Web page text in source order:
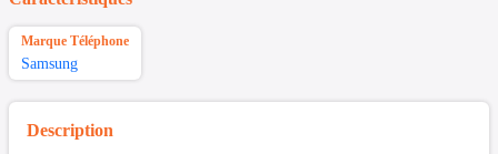
Marque Téléphone
Samsung
Description